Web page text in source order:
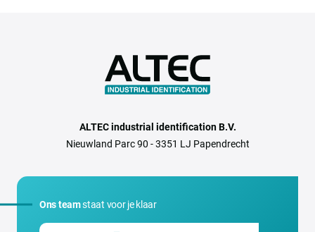
ALTEC industrial identification B.V.
Nieuwland Parc 90 - 3351 LJ Papendrecht
Ons teamstaat voor je klaar